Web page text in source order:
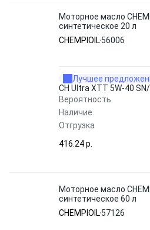
Моторное масло
синтетическое 20 л
CHEMPIOIL56006
Лучшее
CH Ultra XTT 5W-40 SN/
Вероятность
Наличие
Отгрузка
416.24 p.
Моторное масло
синтетическое 60 л
CHEMPIOIL57126